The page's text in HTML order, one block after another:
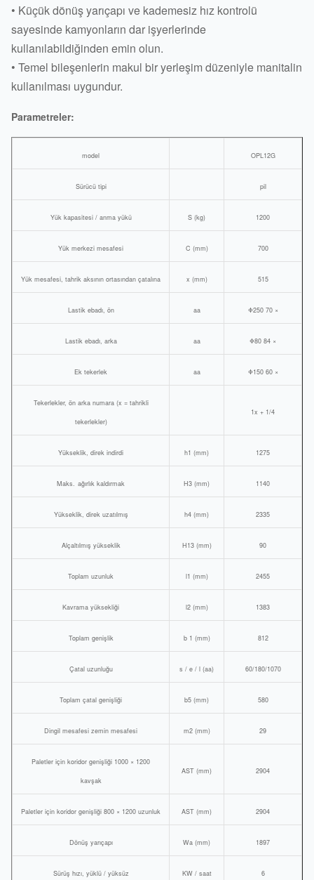
• Küçük dönüş yarıçapı ve kademesiz hız kontrolü
sayesinde kamyonların dar işyerlerinde
kullanılabildiğinden emin olun.
• Temel bileşenlerin makul bir yerleşim düzeniyle manitalin
kullanılması uygundur.
Parametreler:
model OPL12G
Sürücü tipi pil
Yük kapasitesi / anma yükü S (kg) 1200
Yük merkezi mesafesi C (mm) 700
Yük mesafesi, tahrik aksının ortasından çatalına x (mm) 515
Lastik ebadı, ön aa Φ250 70 ×
Lastik ebadı, arka aa Φ80 84 ×
Ek tekerlek aa Φ150 60 ×
Tekerlekler, ön arka numara (x = tahrikli
tekerlekler)
1x + 1/4
Yükseklik, direk indirdi h1 (mm) 1275
Maks. ağırlık kaldırmak H3 (mm) 1140
Yükseklik, direk uzatılmış h4 (mm) 2335
Alçaltılmış yükseklik H13 (mm) 90
Toplam uzunluk l1 (mm) 2455
Kavrama yüksekliği l2 (mm) 1383
Toplam genişlik b 1 (mm) 812
Çatal uzunluğu s / e / l (aa) 60/180/1070
Toplam çatal genişliği b5 (mm) 580
Dingil mesafesi zemin mesafesi m2 (mm) 29
Paletler için koridor genişliği 1000 × 1200
kavşak
AST (mm) 2904
Paletler için koridor genişliği 800 × 1200 uzunluk AST (mm) 2904
Dönüş yarıçapı Wa (mm) 1897
Sürüş hızı, yüklü / yüksüz KW / saat 6